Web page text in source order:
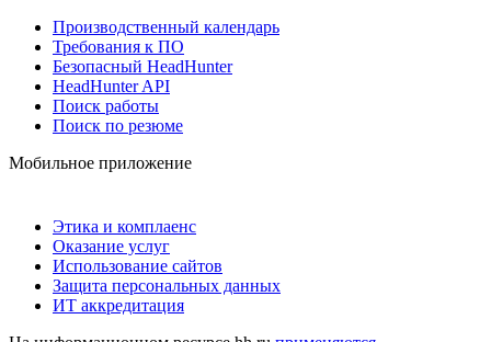
Производственный календарь
Требования к ПО
Безопасный HeadHunter
HeadHunter API
Поиск работы
Поиск по резюме
Мобильное приложение
Этика и комплаенс
Оказание услуг
Использование сайтов
Защита персональных данных
ИТ аккредитация